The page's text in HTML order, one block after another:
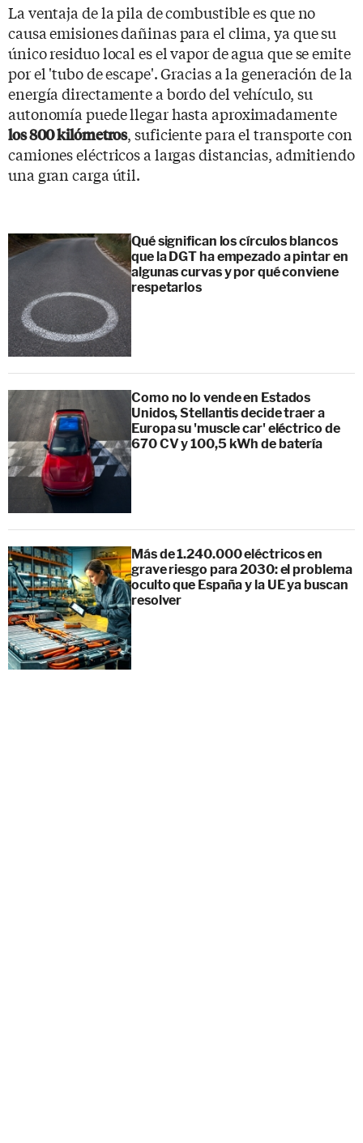
La ventaja de la pila de combustible es que no
causa emisiones dañinas para el clima, ya que su
único residuo local es el vapor de agua que se emite
por el 'tubo de escape'. Gracias a la generación de la
energía directamente a bordo del vehículo, su
autonomía puede llegar hasta aproximadamente
los 800 kilómetros, suficiente para el transporte con
camiones eléctricos a largas distancias, admitiendo
una gran carga útil.
Qué significan los círculos blancos
que la DGT ha empezado a pintar en
algunas curvas y por qué conviene
respetarlos
Como no lo vende en Estados
Unidos, Stellantis decide traer a
Europa su 'muscle car' eléctrico de
670 CV y 100,5 kWh de batería
Más de 1.240.000 eléctricos en
grave riesgo para 2030: el problema
oculto que España y la UE ya buscan
resolver